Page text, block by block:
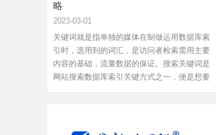
略
2023-03-01
关键词就是指单独的媒体在制做运用数据库索
引时，选用到的词汇，是访问者检索需用主要
内容的基础，流量数据的保证。搜索关键词是
网站搜索数据库索引关键方式之一，便是想要
总结引擎搜索的排名规律...